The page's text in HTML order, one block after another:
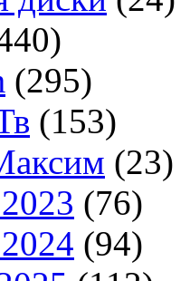
(295)
(153)
(23)
(76)
(94)